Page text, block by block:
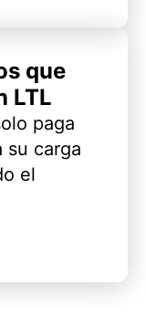
que
LTL
paga
su carga
el